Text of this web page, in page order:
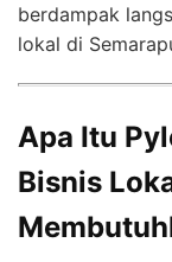
berdampak
lokal di
Apa Itu
Bisnis